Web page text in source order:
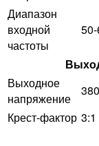
Диапазон
входной
частоты
Выходное
напряжение
Крест-фактор 3:1